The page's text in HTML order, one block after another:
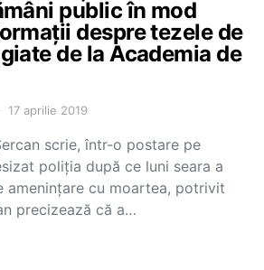
public în mod
despre tezele de
de la Academia de
17 aprilie 2019
scrie, într-o postare pe
poliția după ce luni seara a
amenințare cu moartea, potrivit
precizează că a…